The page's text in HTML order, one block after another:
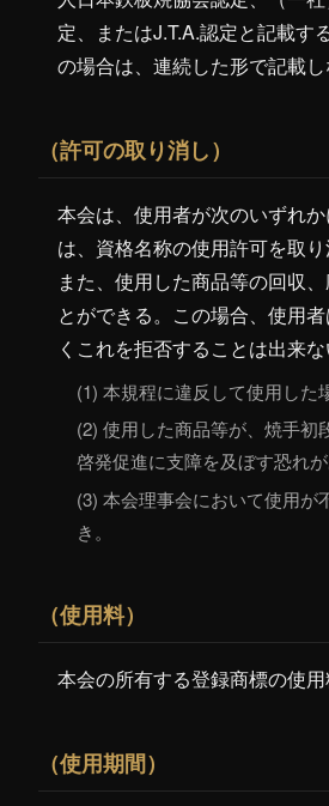
定、またはJ.T.A.認定と記載す
の場合は、連続した形で記載し
（許可の取り消し）
本会は、使用者が次のいずれ
は、資格名称の使用許可を取り
また、使用した商品等の回収
とができる。この場合、使用
くこれを拒否することは出来な
(1) 本規程に違反して使用した
(2) 使用した商品等が、焼手初
啓発促進に支障を及ぼす恐れが
(3) 本会理事会において使用が
き。
（使用料）
本会の所有する登録商標の使用
（使用期間）